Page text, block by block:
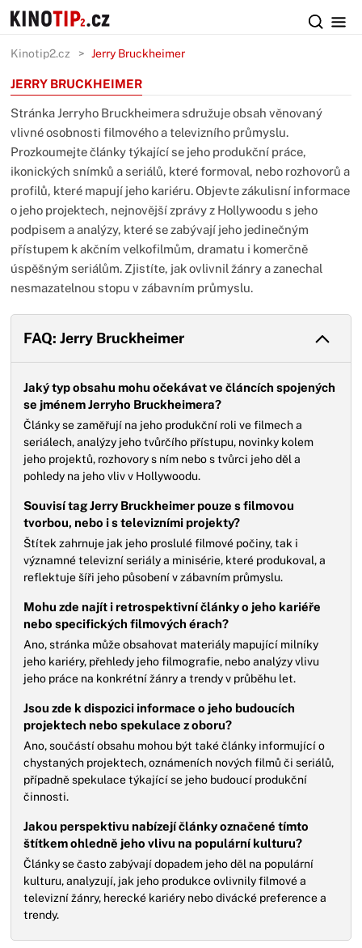
Kinotip2.cz Jerry Bruckheimer
JERRY BRUCKHEIMER
Stránka Jerryho Bruckheimera sdružuje obsah věnovaný
vlivné osobnosti filmového a televizního průmyslu.
Prozkoumejte články týkající se jeho produkční práce,
ikonických snímků a seriálů, které formoval, nebo rozhovorů a
profilů, které mapují jeho kariéru. Objevte zákulisní informace
o jeho projektech, nejnovější zprávy z Hollywoodu s jeho
podpisem a analýzy, které se zabývají jeho jedinečným
přístupem k akčním velkofilmům, dramatu i komerčně
úspěšným seriálům. Zjistíte, jak ovlivnil žánry a zanechal
nesmazatelnou stopu v zábavním průmyslu.
FAQ: Jerry Bruckheimer
Jaký typ obsahu mohu očekávat ve článcích spojených
se jménem Jerryho Bruckheimera?
Články se zaměřují na jeho produkční roli ve filmech a
seriálech, analýzy jeho tvůrčího přístupu, novinky kolem
jeho projektů, rozhovory s ním nebo s tvůrci jeho děl a
pohledy na jeho vliv v Hollywoodu.
Souvisí tag Jerry Bruckheimer pouze s filmovou
tvorbou, nebo i s televizními projekty?
Štítek zahrnuje jak jeho proslulé filmové počiny, tak i
významné televizní seriály a minisérie, které produkoval, a
reflektuje šíři jeho působení v zábavním průmyslu.
Mohu zde najít i retrospektivní články o jeho kariéře
nebo specifických filmových érach?
Ano, stránka může obsahovat materiály mapující milníky
jeho kariéry, přehledy jeho filmografie, nebo analýzy vlivu
jeho práce na konkrétní žánry a trendy v průběhu let.
Jsou zde k dispozici informace o jeho budoucích
projektech nebo spekulace z oboru?
Ano, součástí obsahu mohou být také články informující o
chystaných projektech, oznámeních nových filmů či seriálů,
případně spekulace týkající se jeho budoucí produkční
činnosti.
Jakou perspektivu nabízejí články označené tímto
štítkem ohledně jeho vlivu na populární kulturu?
Články se často zabývají dopadem jeho děl na populární
kulturu, analyzují, jak jeho produkce ovlivnily filmové a
televizní žánry, herecké kariéry nebo divácké preference a
trendy.